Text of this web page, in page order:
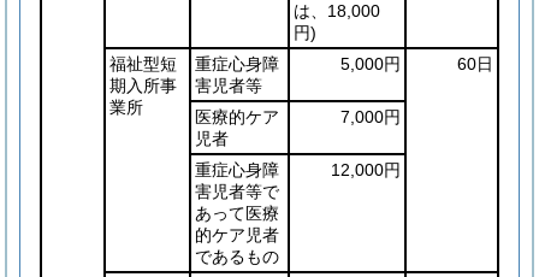
は、18,000
円)
福祉型短
期入所事
業所
重症心身障
害児者等
5,000円 60日
医療的ケア
児者
7,000円
重症心身障
害児者等で
あって医療
的ケア児者
であるもの
12,000円